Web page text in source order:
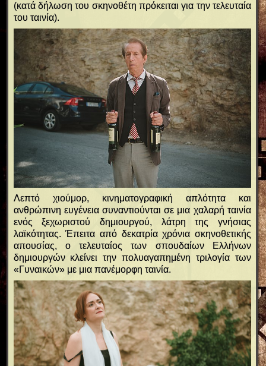
(κατά δήλωση του σκηνοθέτη πρόκειται για την τελευταία
του ταινία).
Λεπτό χιούμορ, κινηματογραφική απλότητα και
ανθρώπινη ευγένεια συναντιούνται σε μια χαλαρή ταινία
ενός ξεχωριστού δημιουργού, λάτρη της γνήσιας
λαϊκότητας. Έπειτα από δεκατρία χρόνια σκηνοθετικής
απουσίας, ο τελευταίος των σπουδαίων Ελλήνων
δημιουργών κλείνει την πολυαγαπημένη τριλογία των
«Γυναικών» με μια πανέμορφη ταινία.